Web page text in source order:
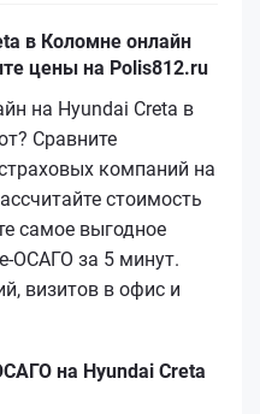
в Коломне онлайн
цены на Polis812.ru
на Hyundai Creta в
Сравните
компаний на
стоимость
самое выгодное
за 5 минут.
визитов в офис и
на Hyundai Creta